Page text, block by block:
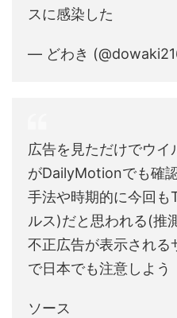
スに感染した
— どわき
広告を見ただけでウ
がDailyMotionでも確
手法や時期的に今回
ルス)だと思われる(推
不正広告が表示される
で日本でも注意しよう
ソース